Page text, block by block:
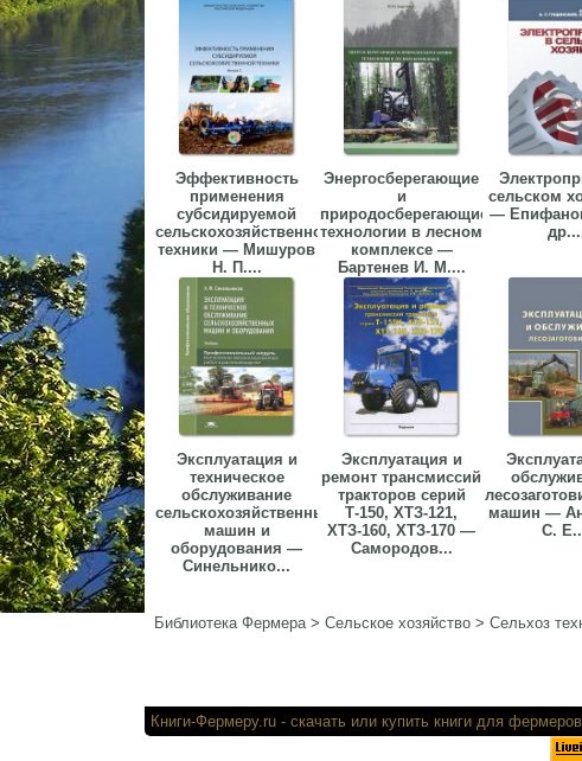
Эффективность
применения
субсидируемой
сельскохозяйственной
техники — Мишуров
Н. П....
Энергосберегающие
и
природосберегающие
технологии в лесном
комплексе —
Бартенев И. М....
сельском
—
Эксплуатация и
техническое
обслуживание
сельскохозяйственных
машин и
оборудования —
Синельнико...
Эксплуатация и
ремонт трансмиссий
тракторов серий
Т-150, ХТЗ-121,
ХТЗ-160, ХТЗ-170 —
Самородов...
машин —
С.
Библиотека Фермера> Сельское хозяйство > Сельхоз
Книги-Фермеру.ru - скачать или купить